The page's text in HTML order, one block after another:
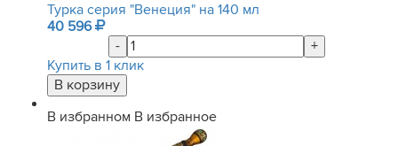
Турка серия "Венеция" на 140 мл
40 596
-
+
Купить в 1 клик
В избранном В избранное